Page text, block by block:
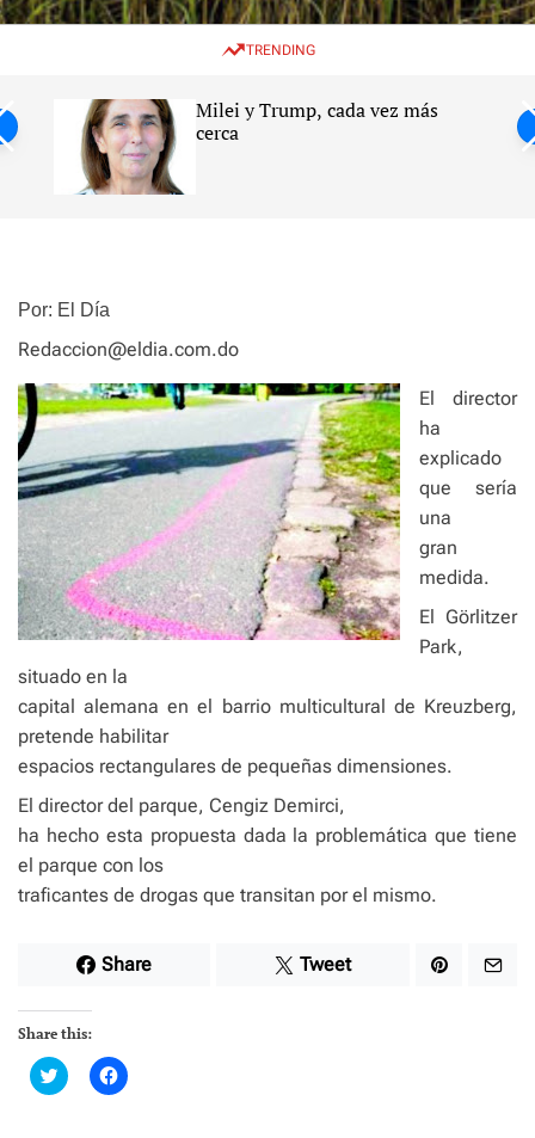
w
c
e
e
TRENDING
Milei y Trump, cada vez más
cerca
Por: El Día
Redaccion@eldia.com.do
El director
ha
explicado
que sería
una
gran
medida.
El Görlitzer
Park,
situado en la
capital alemana en el barrio multicultural de Kreuzberg,
pretende habilitar
espacios rectangulares de pequeñas dimensiones.
El director del parque, Cengiz Demirci,
ha hecho esta propuesta dada la problemática que tiene
el parque con los
traficantes de drogas que transitan por el mismo.
Share Tweet
Share this:
C
l
C
l